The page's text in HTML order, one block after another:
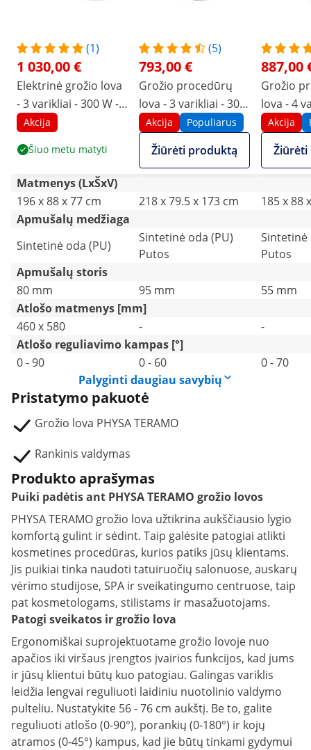
(1)
1 030,00 €
Elektrinė grožio lova
- 3 varikliai - 300 W -
196 x 58 x 56 - 76 cm
Akcija
Šiuo metu matyti
(5)
793,00 €
Grožio procedūrų
lova - 3 varikliai - 300
W - 203 x 62 x 64 - 86
cm - 150 kg - balta
Akcija Populiarus
Žiūrėti produktą
887,00
Grožio
lova - 4
W - 187
87,5 cm -
balta
Akcija
Matmenys (LxŠxV)
196 x 88 x 77 cm
218 x 79.5 x 173 cm
185 x 88
Apmušalų medžiaga
Sintetinė oda (PU)
Sintetinė oda (PU)
Putos
Sintetinė
Putos
Apmušalų storis
80 mm
95 mm
55 mm
Atlošo matmenys [mm]
460 x 580
-
-
Atlošo reguliavimo kampas [°]
0 - 90
0 - 60
0 - 70
Palyginti daugiau savybių
Pristatymo pakuotė
Grožio lova PHYSA TERAMO
Rankinis valdymas
Produkto aprašymas
Puiki padėtis ant PHYSA TERAMO grožio lovos
PHYSA TERAMO grožio lova užtikrina aukščiausio lygio
komfortą gulint ir sėdint. Taip galėsite patogiai atlikti
kosmetines procedūras, kurios patiks jūsų klientams.
Jis puikiai tinka naudoti tatuiruočių salonuose, auskarų
vėrimo studijose, SPA ir sveikatingumo centruose, taip
pat kosmetologams, stilistams ir masažuotojams.
Patogi sveikatos ir grožio lova
Ergonomiškai suprojektuotame grožio lovoje nuo
apačios iki viršaus įrengtos įvairios funkcijos, kad jums
ir jūsų klientui būtų kuo patogiau. Galingas variklis
leidžia lengvai reguliuoti laidiniu nuotolinio valdymo
pulteliu. Nustatykite 56 - 76 cm aukštį. Be to, galite
reguliuoti atlošo (0-90°), porankių (0-180°) ir kojų
atramos (0-45°) kampus, kad jie būtų tinkami gydymui